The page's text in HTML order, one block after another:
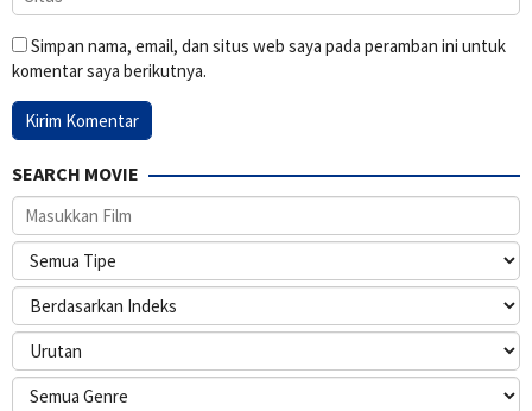
Simpan nama, email, dan situs web saya pada peramban ini untuk
komentar saya berikutnya.
SEARCH MOVIE